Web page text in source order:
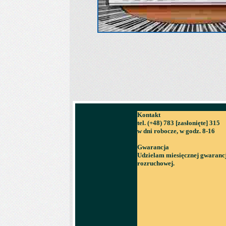
Kontakt
tel. (+48) 783 [zasłonięte] 315
w dni robocze, w godz. 8-16
Gwarancja
Udzielam miesięcznej
rozruchowej.